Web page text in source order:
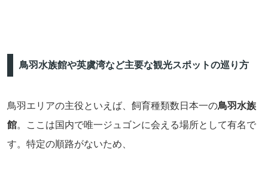
鳥羽水族館や英虞湾など主要な観光スポットの巡り方
鳥羽エリアの主役といえば、飼育種類数日本一の鳥羽水族
館。ここは国内で唯一ジュゴンに会える場所として有名で
す。特定の順路がないため、